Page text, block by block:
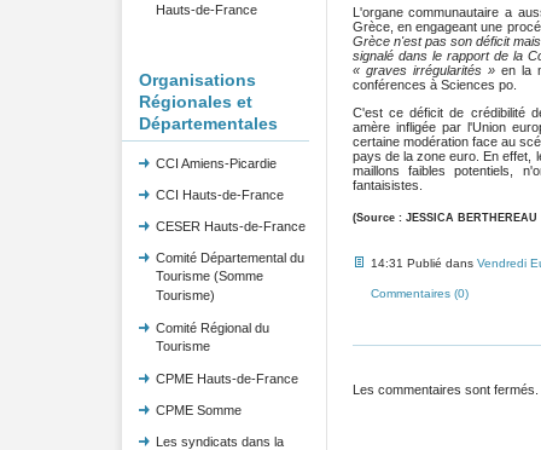
Hauts-de-France
Organisations
Régionales et
Départementales
CCI Amiens-Picardie
CCI Hauts-de-France
CESER Hauts-de-France
Comité Départemental du
Tourisme (Somme
Tourisme)
Comité Régional du
Tourisme
CPME Hauts-de-France
CPME Somme
Les syndicats dans la
L'organe communautaire a
Grèce, en engageant une
Grèce n'est pas son déficit
signalé dans le rapport de la
« graves irrégularités »en la
conférences à Sciences po.
C'est ce déficit de crédibilité
amère infligée par l'Union
certaine modération face au
pays de la zone euro. En effet,
maillons faibles potentiels,
fantaisistes.
(Source : JESSICA
14:31 Publié dans Vendredi
Commentaires (0)
Les commentaires sont fermés.